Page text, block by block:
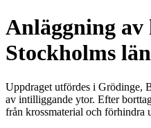
Anläggning
Stockholms län
Uppdraget utfördes i Grödinge,
av intilliggande ytor. Efter
från krossmaterial och förhindra